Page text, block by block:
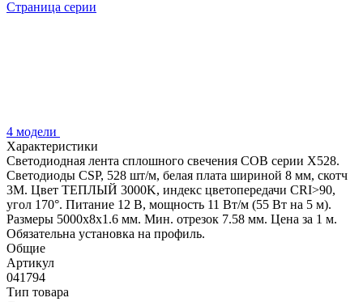
Страница серии
4 модели
Характеристики
Светодиодная лента сплошного свечения COB серии X528.
Светодиоды CSP, 528 шт/м, белая плата шириной 8 мм, скотч
3M. Цвет ТЕПЛЫЙ 3000K, индекс цветопередачи CRI>90,
угол 170°. Питание 12 В, мощность 11 Вт/м (55 Вт на 5 м).
Размеры 5000х8х1.6 мм. Мин. отрезок 7.58 мм. Цена за 1 м.
Обязательна установка на профиль.
Общие
Артикул
041794
Тип товара